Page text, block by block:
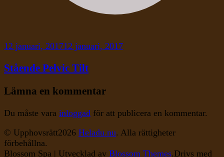
12 januari, 201712 januari, 2017
Stående Pelvic Tilt
Lämna en kommentar
Du måste vara inloggad för att publicera en kommentar.
© Upphovsrätt2026 Heladu.nu. Alla rättigheter
förbehållna.
Blossom Spa | Utvecklad av Blossom Themes.Drivs med